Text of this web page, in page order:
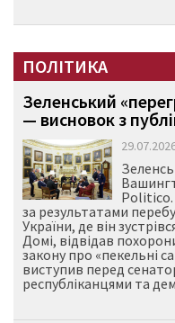
ПОЛІТИКА
Зеленський
— висновок з
Politico.
за результатами
України, де він
Домі, відвідав
закону про «пекельні
виступив перед
республіканцями та